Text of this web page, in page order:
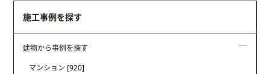
施工事例を探す
建物から事例を探す
マンション [920]